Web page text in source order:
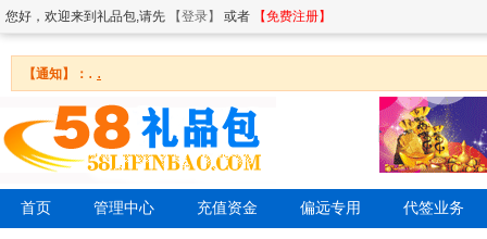
您好，欢迎来到礼品包,请先 【登录】 或者 【免费注册】
【通知】： . .
首页 管理中心 充值资金 偏远专用 代签业务